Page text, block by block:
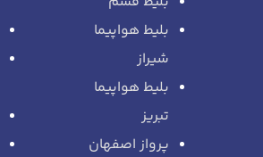
بلیط هواپیما
شیراز
بلیط هواپیما
تبریز
پرواز اصفهان